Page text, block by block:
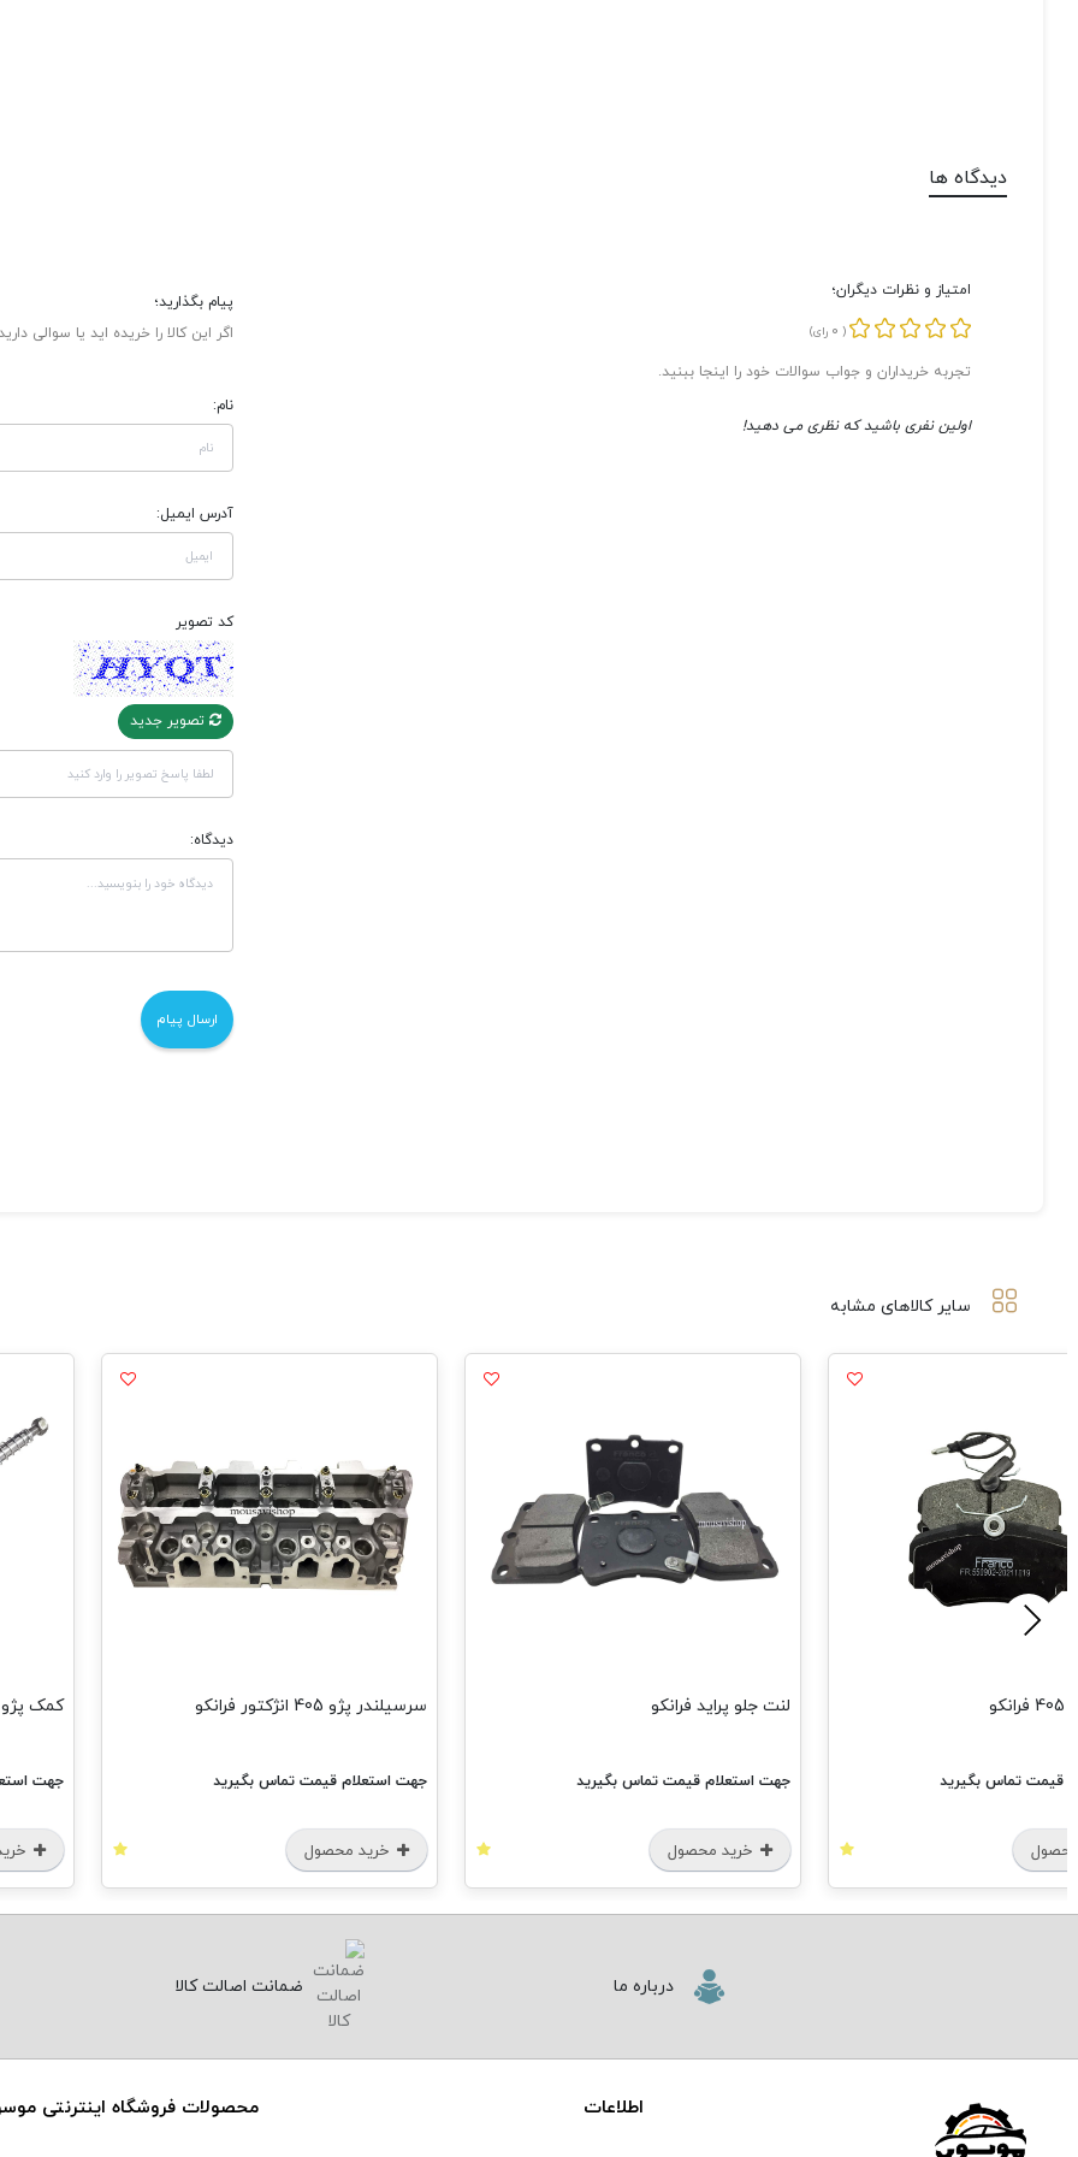
دیدگاه ها
امتیاز و نظرات دیگران؛
(
0 رای)
تجربه خریداران و جواب سوالات خود را اینجا ببنید.
اولین نفری باشید که نظری می دهید!
پیام بگذارید؛
اگر این کالا را خریده اید یا سوالی
نام:
آدرس ایمیل:
کد تصویر
تصویر جدید
دیدگاه:
سایر کالاهای مشابه
لنت جلو پراید فرانکو
جهت استعلام قیمت تماس بگیرید
خرید محصول
سرسیلندر پژو 405 انژکتور فرانکو
جهت استعلام قیمت تماس بگیرید
خرید محصول
کمک پژو 405 جلو فرانکو
جهت استعلام قیمت تماس بگیرید
خرید محصول
درباره ما ضمانت اصالت کالا
اطلاعات محصولات فروشگاه اینترنتی